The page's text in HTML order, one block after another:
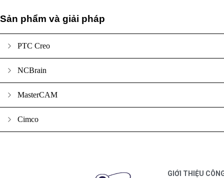
Sản phẩm và giải pháp
PTC Creo
NCBrain
MasterCAM
Cimco
GIỚI THIỆU